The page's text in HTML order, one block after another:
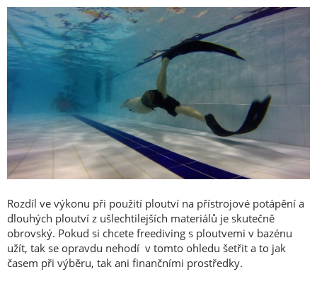
Rozdíl ve výkonu při použití ploutví na přístrojové potápění a
dlouhých ploutví z ušlechtilejších materiálů je skutečně
obrovský. Pokud si chcete freediving s ploutvemi v bazénu
užít, tak se opravdu nehodí v tomto ohledu šetřit a to jak
časem při výběru, tak ani finančními prostředky.